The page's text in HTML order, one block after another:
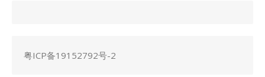
粤ICP备19152792号-2